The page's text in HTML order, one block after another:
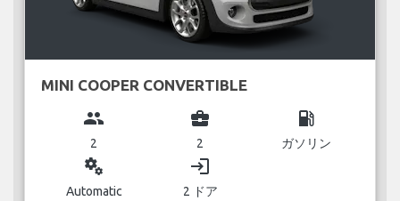
MINI COOPER CONVERTIBLE
group
2
business_center
2
local_gas_station
ガソリン
miscellaneous_services
Automatic
login
2 ドア